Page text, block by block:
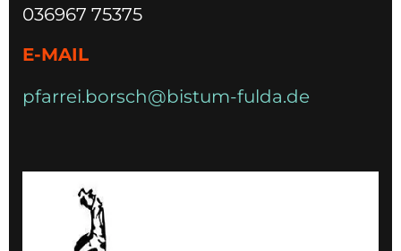
036967 75375
E-MAIL
pfarrei.borsch@bistum-fulda.de